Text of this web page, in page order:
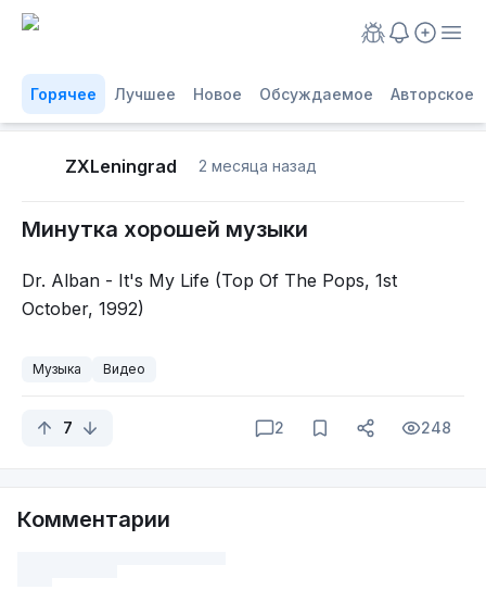
Горячее Лучшее Новое Обсуждаемое Авторское
ZXLeningrad 2 месяца назад
Минутка хорошей музыки
Dr. Alban - It's My Life (Top Of The Pops, 1st
October, 1992)
Музыка Видео
7 2 248
Комментарии